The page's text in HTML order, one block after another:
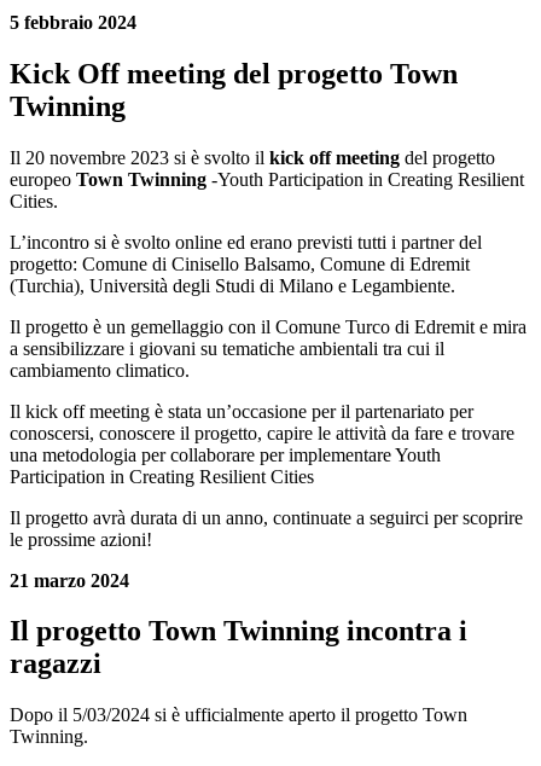
5 febbraio 2024
Kick Off meeting del progetto Town
Twinning
Il 20 novembre 2023 si è svolto il kick off meeting del progetto
europeo Town Twinning -Youth Participation in Creating Resilient
Cities.
L’incontro si è svolto online ed erano previsti tutti i partner del
progetto: Comune di Cinisello Balsamo, Comune di Edremit
(Turchia), Università degli Studi di Milano e Legambiente.
Il progetto è un gemellaggio con il Comune Turco di Edremit e mira
a sensibilizzare i giovani su tematiche ambientali tra cui il
cambiamento climatico.
Il kick off meeting è stata un’occasione per il partenariato per
conoscersi, conoscere il progetto, capire le attività da fare e trovare
una metodologia per collaborare per implementare Youth
Participation in Creating Resilient Cities
Il progetto avrà durata di un anno, continuate a seguirci per scoprire
le prossime azioni!
21 marzo 2024
Il progetto Town Twinning incontra i
ragazzi
Dopo il 5/03/2024 si è ufficialmente aperto il progetto Town
Twinning.